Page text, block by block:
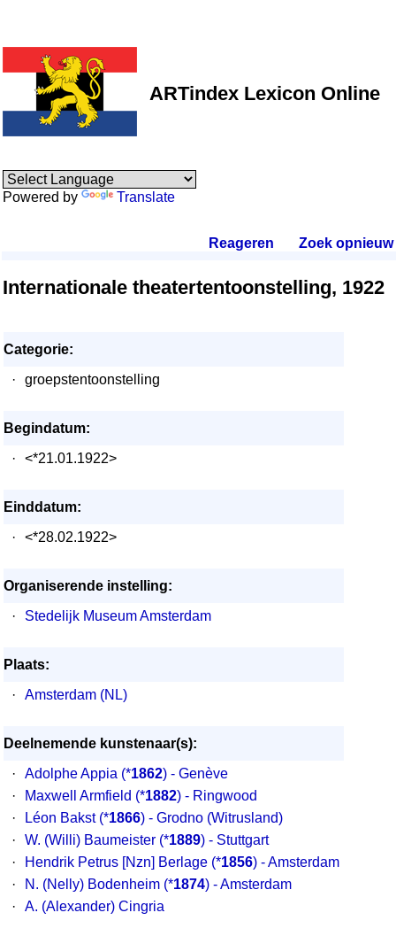
ARTindex Lexicon Online
Powered by Translate
Reageren Zoek opnieuw.
Internationale theatertentoonstelling, 1922
Categorie:
·
groepstentoonstelling
Begindatum:
·
<*21.01.1922>
Einddatum:
·
<*28.02.1922>
Organiserende instelling:
·
Stedelijk Museum Amsterdam
Plaats:
·
Amsterdam (NL)
Deelnemende kunstenaar(s):
·
Adolphe Appia (*1862) - Genève
·
Maxwell Armfield (*1882) - Ringwood
·
Léon Bakst (*1866) - Grodno (Witrusland)
·
W. (Willi) Baumeister (*1889) - Stuttgart
·
Hendrik Petrus [Nzn] Berlage (*1856) - Amsterdam
·
N. (Nelly) Bodenheim (*1874) - Amsterdam
·
A. (Alexander) Cingria